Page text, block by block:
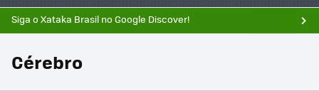
Siga o Xataka Brasil no Google Discover!
Cérebro